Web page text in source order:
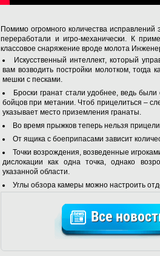
Помимо огромного количества исправлений
переработали и игро-механически. К
классовое снаряжение вроде молота
Искусственный интеллект, который
вам возводить постройки молотком, тогда
мешки с песками.
Броски гранат стали удобнее, ведь
бойцов при метании. Чтоб прицелиться –
указывает место приземления гранаты.
Во время прыжков теперь нельзя
От ящика с боеприпасами зависит
Точки возрождения, возведенные
дислокации как одна точка, однако
указанной области.
Углы обзора камеры можно настроить
Все